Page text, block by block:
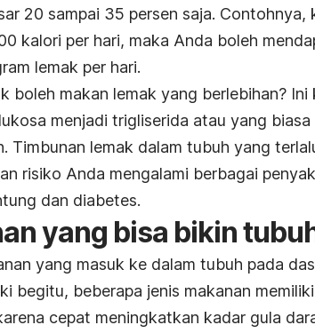
20 sampai 35 persen saja. Contohnya,
kalori per hari, maka Anda boleh
lemak per hari.
boleh makan lemak yang berlebihan?
menjadi trigliserida atau yang
Timbunan lemak dalam tubuh yang
risiko Anda mengalami berbagai
dan diabetes.
yang bisa bikin
yang masuk ke dalam tubuh pada
begitu, beberapa jenis makanan
cepat meningkatkan kadar gula